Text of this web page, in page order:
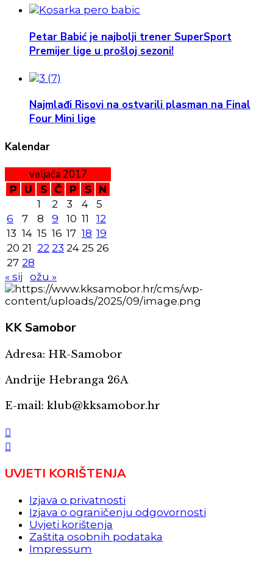
Petar Babić je najbolji trener SuperSport
Premijer lige u prošloj sezoni!
Najmlađi Risovi na ostvarili plasman na Final
Four Mini lige
Kalendar
veljača 2017
P U S Č P S
N
1
2 3 4
5
6
7 8 9 10 11
12
13 14 15 16 17 18 19
20 21 22 23 24 25 26
27 28
« sij
ožu »
KKSamobor
Adresa: HR-Samobor
Andrije Hebranga 26A
E-mail: klub@kksamobor.hr
UVJETI KORIŠTENJA
Izjava o privatnosti
Izjava o ograničenju odgovornosti
Uvjeti korištenja
Zaštita osobnih podataka
Impressum